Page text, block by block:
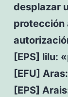
desplazar
protección
[EPS] lilu:
[EFU]
[EPS]